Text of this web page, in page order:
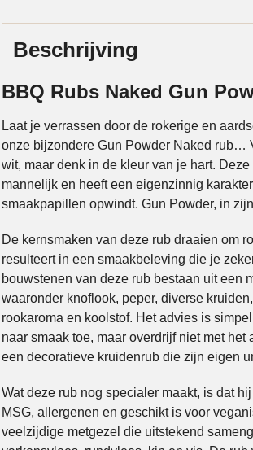
Beschrijving
BBQ Rubs Naked Gun
Laat je verrassen door de rokerige en
onze bijzondere Gun Powder Naked rub…
wit, maar denk in de kleur van je hart. Deze
mannelijk en heeft een eigenzinnig
smaakpapillen opwindt. Gun Powder, in
De kernsmaken van deze rub draaien om
resulteert in een smaakbeleving die je
bouwstenen van deze rub bestaan uit een
waaronder knoflook, peper, diverse
rookaroma en koolstof. Het advies is
naar smaak toe, maar overdrijf niet met het
een decoratieve kruidenrub die zijn eigen
Wat deze rub nog specialer maakt, is dat
MSG, allergenen en geschikt is voor
veelzijdige metgezel die uitstekend